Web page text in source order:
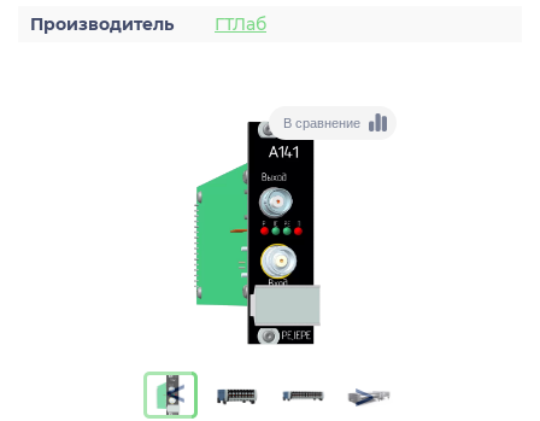
Производитель ГТЛаб
В сравнение
> >